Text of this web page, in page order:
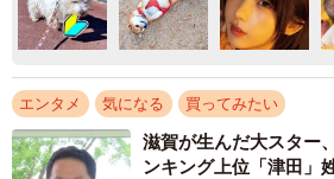
エンタメ 気になる 買ってみたい
滋賀が生んだ大スタ
ンキング上位「津田